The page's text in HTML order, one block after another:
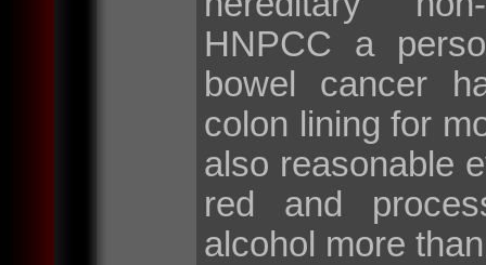
HNPCC a
bowel cancer
colon lining for
also reasonable
red and
alcohol more